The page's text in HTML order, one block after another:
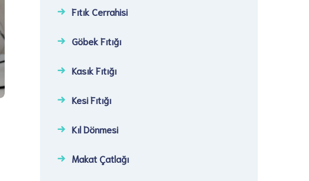
Fıtık Cerrahisi​
Göbek Fıtığı​
Kasık Fıtığı​
Kesi Fıtığı​
Kıl Dönmesi
Makat Çatlağı